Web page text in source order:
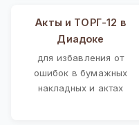
Акты и ТОРГ-12 в
Диадоке
для избавления от
ошибок в бумажных
накладных и актах